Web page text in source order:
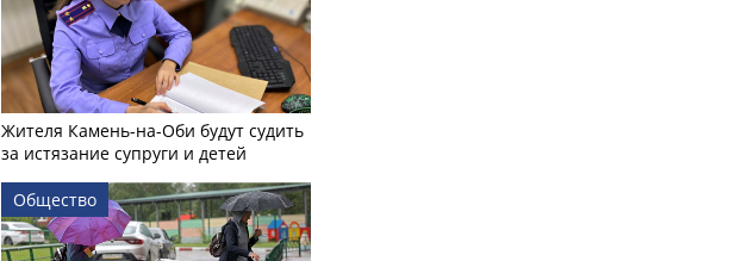
Жителя Камень-на-Оби будут судить
за истязание супруги и детей
Общество